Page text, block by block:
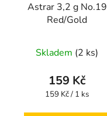
Astrar 3,2 g No.19
Red/Gold
Skladem (2 ks)
159 Kč
Měrná
159 Kč / 1 ks